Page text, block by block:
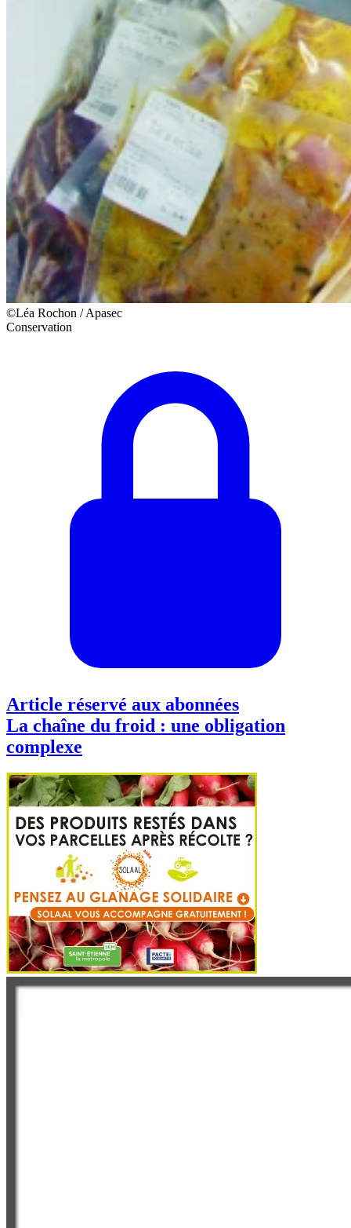
©Léa Rochon / Apasec
Conservation
Article réservé aux abonnées
La chaîne du froid : une obligation
complexe